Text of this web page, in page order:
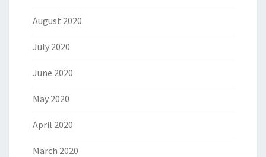
August 2020
July 2020
June 2020
May 2020
April 2020
March 2020